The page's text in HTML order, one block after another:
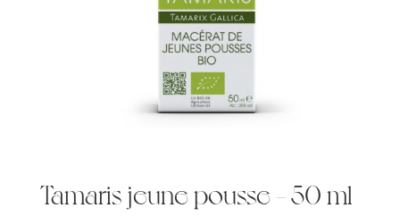
Tamaris jeune pousse – 50 ml